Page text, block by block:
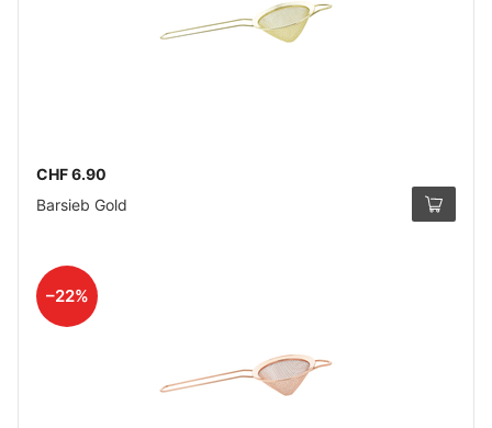
CHF 6.90
Barsieb Gold
–22%